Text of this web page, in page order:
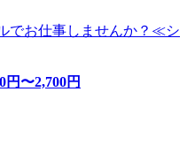
でお仕事しませんか？≪シ
円〜2,700円